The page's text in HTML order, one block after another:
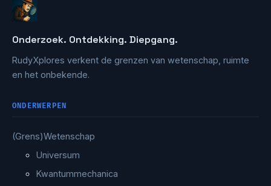
Onderzoek. Ontdekking. Diepgang.
RudyXplores verkent de grenzen van wetenschap, ruimte
en het onbekende.
ONDERWERPEN
(Grens)Wetenschap
Universum
Kwantummechanica